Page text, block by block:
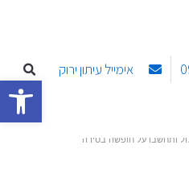
פתח אימייל עיתון ירוק
ותחשבו על חופשה בטירה